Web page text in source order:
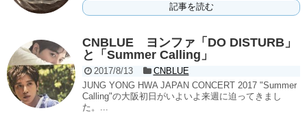
記事を読む
CNBLUE ヨンファ「DO DISTURB」
と「Summer Calling」
2017/8/13
CNBLUE
JUNG YONG HWA JAPAN CONCERT 2017 "Summer
Calling"の大阪初日がいよいよ来週に迫ってきまし
た。...